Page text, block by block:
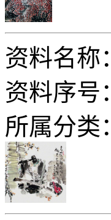
资料名称：
资料序号
所属分类：